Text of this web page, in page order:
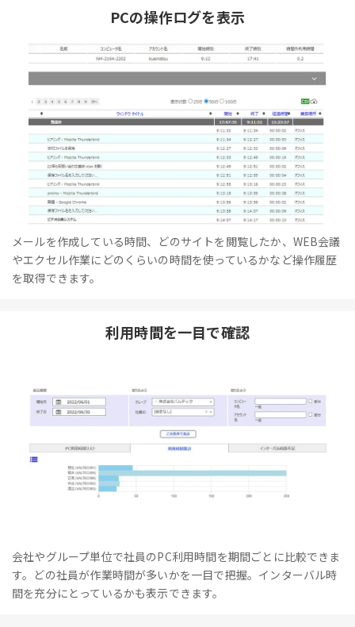
PCの操作ログを表示
メールを作成している時間、どのサイトを閲覧したか、WEB会議
やエクセル作業にどのくらいの時間を使っているかなど操作履歴
を取得できます。
利用時間を一目で確認
会社やグループ単位で社員のPC利用時間を期間ごとに比較できま
す。どの社員が作業時間が多いかを一目で把握。インターバル時
間を充分にとっているかも表示できます。